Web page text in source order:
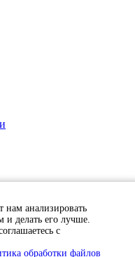
нам анализировать
и делать его лучше.
с
обработки файлов